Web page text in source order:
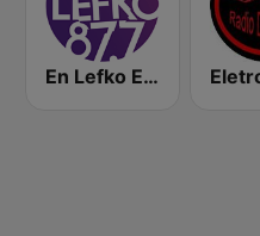
En Lefko Electronica